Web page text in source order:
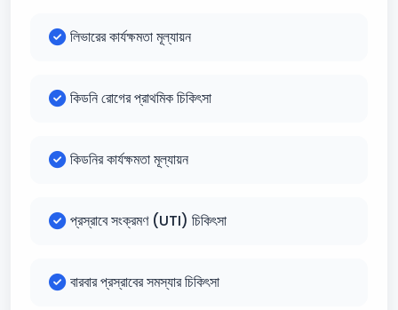
লিভারের কার্যক্ষমতা মূল্যায়ন
কিডনি রোগের প্রাথমিক চিকিৎসা
কিডনির কার্যক্ষমতা মূল্যায়ন
প্রস্রাবে সংক্রমণ (UTI) চিকিৎসা
বারবার প্রস্রাবের সমস্যার চিকিৎসা